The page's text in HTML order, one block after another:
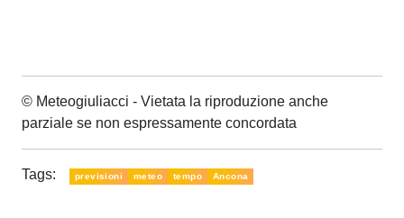
© Meteogiuliacci - Vietata la riproduzione anche
parziale se non espressamente concordata
Tags: previsioni meteo tempo Ancona